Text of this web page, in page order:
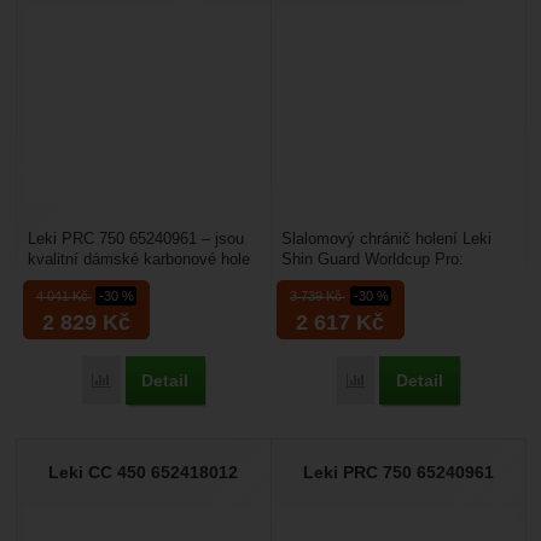
4 041Kč -30 %
2 829 Kč
Přidat 'Leki PRC 750 65240962' k porovnání
Detail
Leki PRC 750 65240961 – jsou
kvalitní dámské karbonové hole
na běžky určené pro sportovně
orientované...
3 739Kč -30 %
2 617 Kč
Přidat 'Leki Shin Guard
Detail
Slalomový chránič holení Leki
Shin Guard Worldcup Pro:
slalomový chránič na holeně je
určený pro dospělé...
Leki CC 450 652418012 Leki PRC 750 65240961